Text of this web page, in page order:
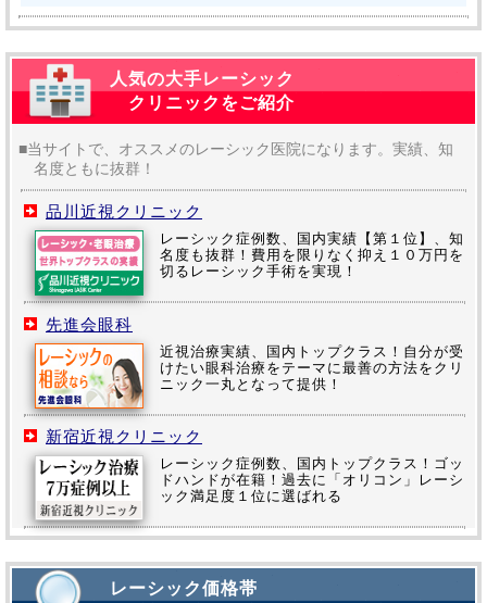
人気の大手レーシック
クリニックをご紹介
■当サイトで、オススメのレーシック医院になります。実績、知
名度ともに抜群！
品川近視クリニック
レーシック症例数、国内実績【第１位】、知
名度も抜群！費用を限りなく抑え１０万円を
切るレーシック手術を実現！
先進会眼科
近視治療実績、国内トップクラス！自分が受
けたい眼科治療をテーマに最善の方法をクリ
ニック一丸となって提供！
新宿近視クリニック
レーシック症例数、国内トップクラス！ゴッ
ドハンドが在籍！過去に「オリコン」レーシ
ック満足度１位に選ばれる
レーシック価格帯